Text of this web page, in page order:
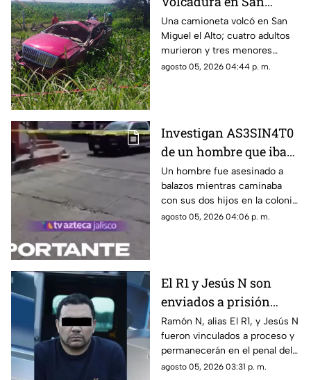
Miguel el Alto deja
SALDO MORTAL y
MÚLTIPLES lesionados
Una camioneta volcó en San
Miguel el Alto; cuatro adultos
murieron y tres menores
resultaron lesionados. Uno de
agosto 05, 2026 04:44 p. m.
Investigan AS3SIN4T0
de un hombre que iba
acompañado de dos
menores en
Guadalajara
Un hombre fue asesinado a
balazos mientras caminaba
con sus dos hijos en la colonia
Valentín Gómez Farías, en
agosto 05, 2026 04:06 p. m.
El R1 y Jesús N son
enviados a prisión
preventiva tras ser
capturados en Jalisco
Ramón N, alias El R1, y Jesús N
fueron vinculados a proceso y
permanecerán en el penal del
Altiplano mientras continúan
agosto 05, 2026 03:31 p. m.